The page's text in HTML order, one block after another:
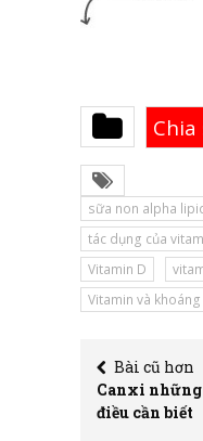
Chia
sữa non alpha
tác dụng của
Vitamin D
Vitamin và
Bài cũ hơn
Canxi những
điều cần biết